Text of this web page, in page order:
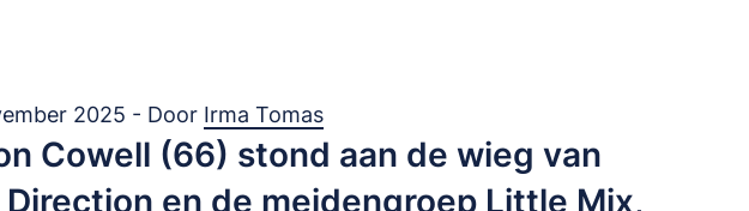
2025 - Door Irma Tomas
Cowell (66) stond aan de wieg van
Direction en de meidengroep Little Mix,